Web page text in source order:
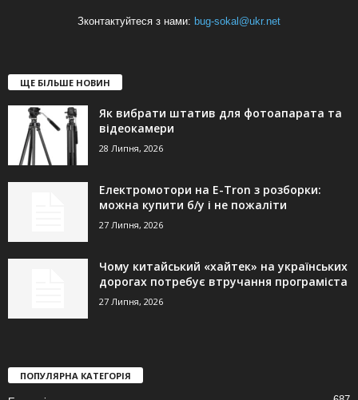
Зконтактуйтеся з нами: bug-sokal@ukr.net
ЩЕ БІЛЬШЕ НОВИН
Як вибрати штатив для фотоапарата та
відеокамери
28 Липня, 2026
Електромотори на E-Tron з розборки:
можна купити б/у і не пожаліти
27 Липня, 2026
Чому китайський «хайтек» на українських
дорогах потребує втручання програміста
27 Липня, 2026
ПОПУЛЯРНА КАТЕГОРІЯ